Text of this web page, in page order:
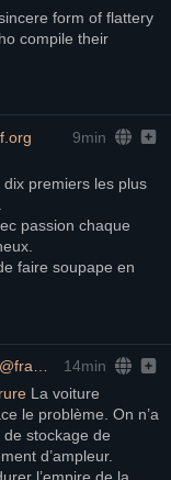
form of flattery
compile their
9min
premiers les plus
passion chaque
faire soupape en
Monolecte@framapiaf.org
14min
La voiture
le problème. On n’a
stockage de
d’ampleur.